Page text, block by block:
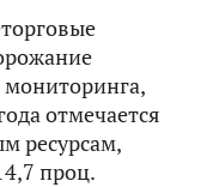
отмечается
ресурсам,
проц.